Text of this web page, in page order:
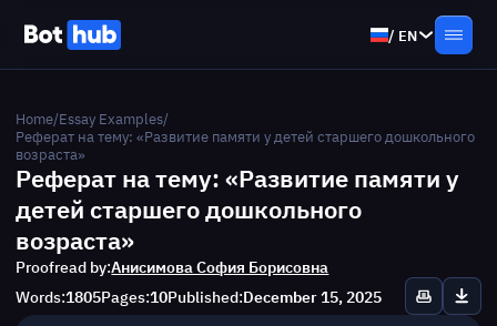
/ EN
Home/Essay Examples/
Реферат на тему: «Развитие памяти у детей старшего дошкольного
возраста»
Реферат на тему: «Развитие памяти у
детей старшего дошкольного
возраста»
Proofread by:Анисимова София Борисовна
Words:1805Pages:10Published:December 15, 2025